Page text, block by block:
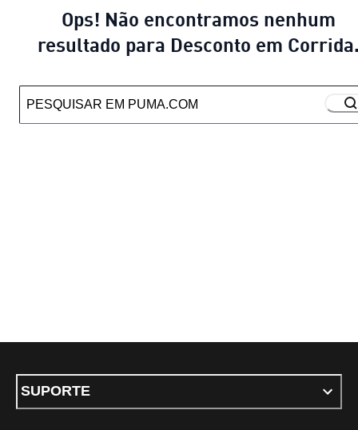
Ops! Não encontramos nenhum
resultado para Desconto em
SUPORTE